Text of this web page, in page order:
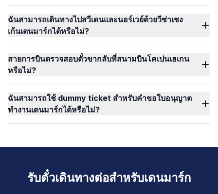
ฉันสามารถเดินทางไปสวีเดนและนอร์เวย์ด้วยวีซ่าเชง
เก้นเดนมาร์กได้หรือไม่?
สายการบินตรวจสอบตั๋วขากลับที่สนามบินโคเปนเฮเกน
หรือไม่?
ฉันสามารถใช้ dummy ticket สำหรับคำขอใบอนุญาต
ทำงานเดนมาร์กได้หรือไม่?
รับตั๋วเดินทางต่อสำหรับเดนมาร์ก